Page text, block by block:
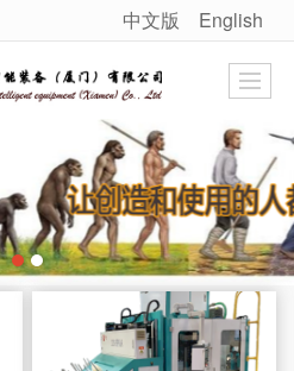
很遗憾，因您的浏览器版本过低导致无法获得最佳浏览体验，推荐下载安装谷歌浏览器！
中文版 English